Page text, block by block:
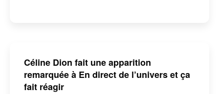
Céline Dion fait une apparition
remarquée à En direct de l’univers et ça
fait réagir